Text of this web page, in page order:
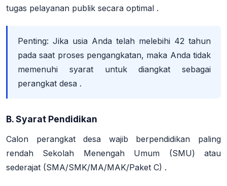
tugas pelayanan publik secara optimal .
Penting: Jika usia Anda telah melebihi 42 tahun
pada saat proses pengangkatan, maka Anda tidak
memenuhi syarat untuk diangkat sebagai
perangkat desa .
B. Syarat Pendidikan
Calon perangkat desa wajib berpendidikan paling
rendah Sekolah Menengah Umum (SMU) atau
sederajat (SMA/SMK/MA/MAK/Paket C) .